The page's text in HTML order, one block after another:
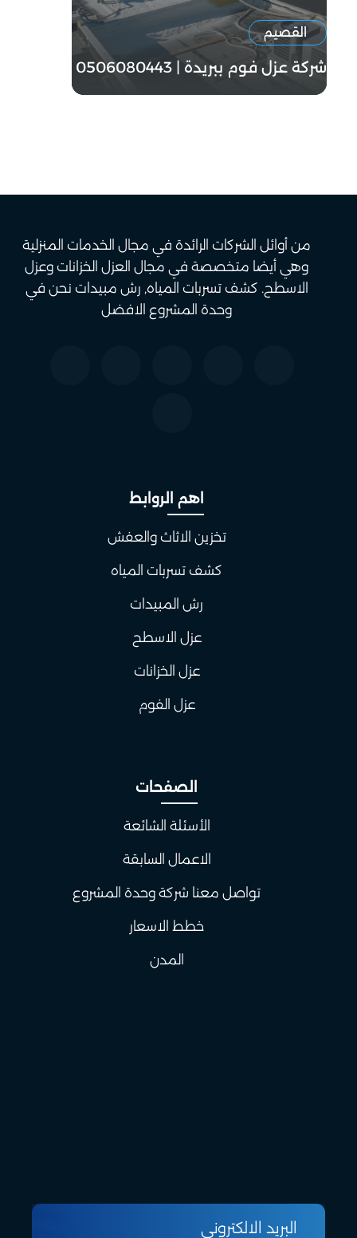
القصيم
شركة عزل فوم ببريدة | 0506080443
من أوائل الشركات الرائدة في مجال الخدمات المنزلية
وهي أيضا متخصصة في مجال العزل الخزانات وعزل
الاسطح. كشف تسربات المياه, رش مبيدات نحن في
وحدة المشروع الافضل
اهم الروابط
تخزين الاثاث والعفش
كشف تسربات المياه
رش المبيدات
عزل الاسطح
عزل الخزانات
عزل الفوم
الصفحات
الأسئلة الشائعة
الاعمال السابقة
تواصل معنا شركة وحدة المشروع
خطط الاسعار
المدن
البريد الالكتروني